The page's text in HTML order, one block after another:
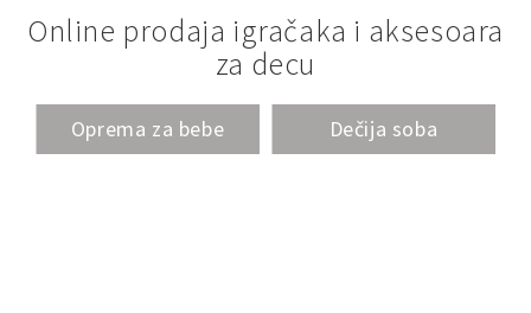
Online prodaja igračaka i aksesoara
za decu
Oprema za bebe Dečija soba